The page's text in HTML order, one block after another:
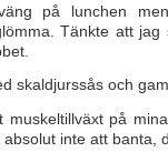
på lunchen
Tänkte att jag
skaldjurssås och
på
inte att banta,